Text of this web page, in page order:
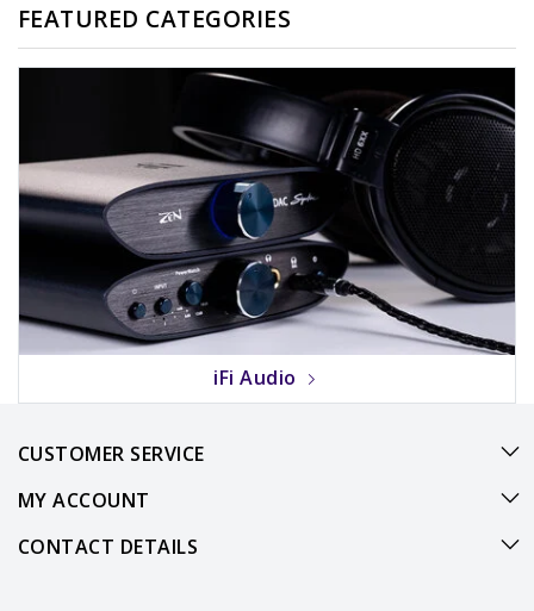
FEATURED CATEGORIES
iFi Audio
CUSTOMER SERVICE
MY ACCOUNT
CONTACT DETAILS